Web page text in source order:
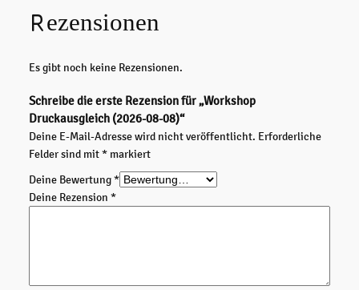
p
D
u
k
a
u
s
g
l
e
(
Rezensionen
Es gibt noch keine Rezensionen.
Schreibe die erste Rezension für „Workshop
Druckausgleich (2026-08-08)“
Deine E-Mail-Adresse wird nicht veröffentlicht. Erforderliche
Felder sind mit*markiert
Deine Bewertung*
Deine Rezension *